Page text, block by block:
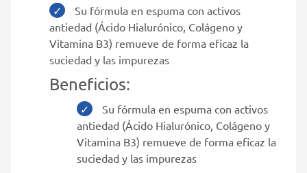
Su fórmula en espuma con activos
antiedad (Ácido Hialurónico, Colágeno y
Vitamina B3) remueve de forma eficaz la
suciedad y las impurezas
Beneficios:
Su fórmula en espuma con activos
antiedad (Ácido Hialurónico, Colágeno y
Vitamina B3) remueve de forma eficaz la
suciedad y las impurezas